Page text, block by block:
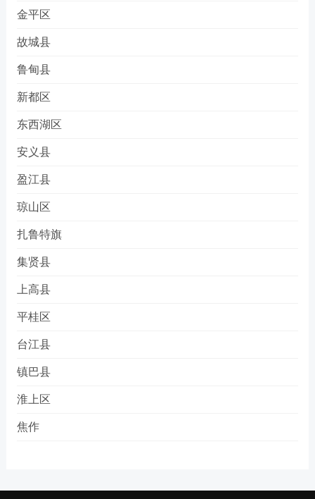
金平区
故城县
鲁甸县
新都区
东西湖区
安义县
盈江县
琼山区
扎鲁特旗
集贤县
上高县
平桂区
台江县
镇巴县
淮上区
焦作